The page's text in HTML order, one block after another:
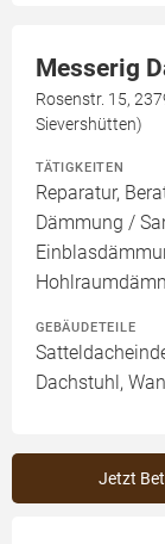
Messerig
Rosenstr. 15,
Sievershütten)
TÄTIGKEITEN
Reparatur,
Dämmung /
GEBÄUDETEILE
Dachstuhl,
Jetzt